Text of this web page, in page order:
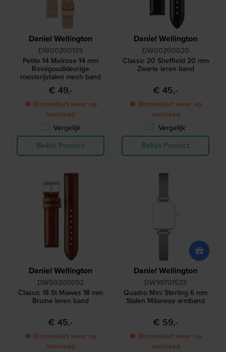
Daniel Wellington
DW00200139
Petite 14 Melrose 14 mm
Roségoudkleurige
roestvrijstalen mesh band
€ 49,-
● Binnenkort weer op
voorraad
Vergelijk
Bekijk Product
Daniel Wellington
DW00200020
Classic 20 Sheffield 20 mm
Zwarte leren band
€ 45,-
● Binnenkort weer op
voorraad
Vergelijk
Bekijk Product
Daniel Wellington
DW00200052
Classic 18 St Mawes 18 mm
Bruine leren band
€ 45,-
● Binnenkort weer op
voorraad
Daniel Wellington
DW99701533
Quadro Mini Sterling 6 mm
Stalen Milanese armband
€ 59,-
● Binnenkort weer op
voorraad